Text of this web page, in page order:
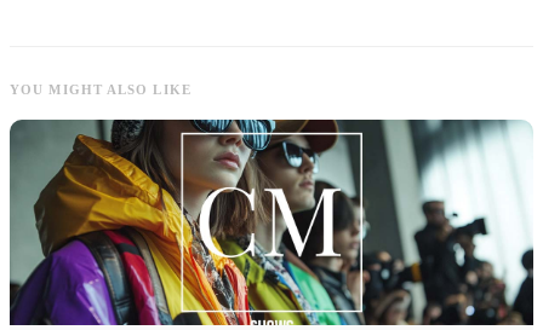
YOU MIGHT ALSO LIKE